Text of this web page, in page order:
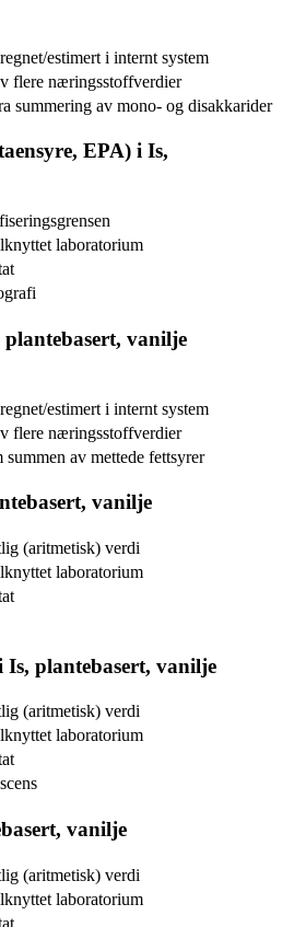
estimert i internt system
flere næringsstoffverdier
summering av mono- og disakkarider
EPA) i Is,
laboratorium
vanilje
estimert i internt system
flere næringsstoffverdier
summen av mettede fettsyrer
vanilje
(aritmetisk) verdi
laboratorium
plantebasert, vanilje
(aritmetisk) verdi
laboratorium
vanilje
(aritmetisk) verdi
laboratorium